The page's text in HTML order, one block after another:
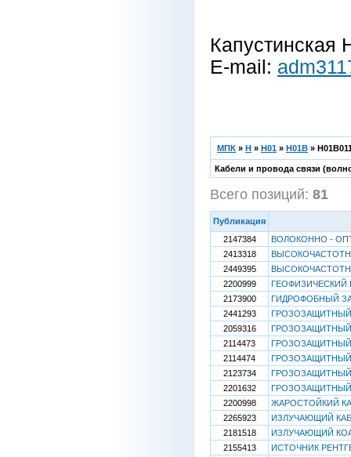
Капустинская
E-mail:
МПК » H » H01 » H01B »
Кабели и провода связи
Всего позиций: 81
Публикация
2147384
ВОЛОКОННО -
2413318
2449395
2200999
ГЕОФИЗИЧЕСКИЙ
2173900
ГИДРОФОБНЫЙ
2441293
2059316
2114473
2114474
2123734
2201632
2200998
ЖАРОСТОЙКИЙ
2265923
ИЗЛУЧАЮЩИЙ
2181518
ИЗЛУЧАЮЩИЙ
2155413
ИСТОЧНИК